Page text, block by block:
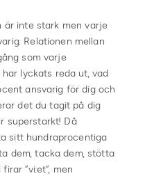
är inte stark men varje
Relationen mellan
som varje
lyckats reda ut, vad
ansvarig för dig och
det du tagit på dig
superstarkt! Då
sitt hundraprocentiga
dem, tacka dem, stötta
”vi:et”, men